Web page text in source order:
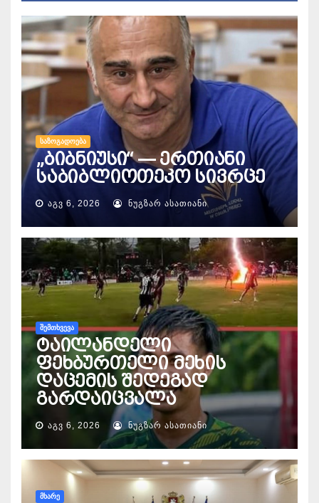
ᲡᲐᲖᲝᲒᲐᲓᲝᲔᲑᲐ
„ბიბნიუსი“ — ერთიანი
საბიბლიოთეკო სივრცე
ᲐᲒᲕ 6, 2026 ᲜᲣᲒᲖᲐᲠ ᲐᲡᲐᲗᲘᲐᲜᲘ
ᲨᲔᲛᲗᲮᲕᲔᲕᲐ
ტაილანდელი
ფეხბურთელი მეხის
დაცემის შედეგად
გარდაიცვალა
ᲐᲒᲕ 6, 2026 ᲜᲣᲒᲖᲐᲠ ᲐᲡᲐᲗᲘᲐᲜᲘ
ᲛᲮᲐᲠᲔ